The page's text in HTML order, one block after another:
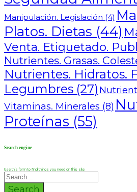
Manipulación. Legislación (4)
Platos. Dietas (44)
Venta. Etiquetado.
Nutrientes. Grasas.
Nutrientes. Hidratos.
Legumbres (27)
Vitaminas. Minerales (8)
Proteínas (55)
Search engine
Use this form to find things you need on this site
Search